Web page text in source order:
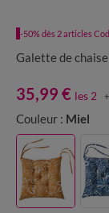
-50% dès 2 articles
Galette de
35,99 € les 2
Couleur : Miel